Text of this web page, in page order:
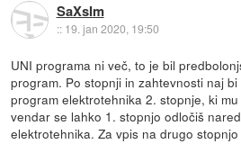
SaXsIm
:: 19. jan 2020, 19:50
UNI programa ni več, to je bil
program. Po stopnji in zahtevnosti naj
program elektrotehnika 2. stopnje, ki
vendar se lahko 1. stopnjo odločiš
elektrotehnika. Za vpis na drugo